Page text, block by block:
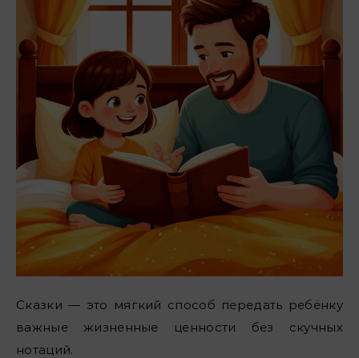
Сказки — это мягкий способ передать ребёнку
важные жизненные ценности без скучных
нотаций.